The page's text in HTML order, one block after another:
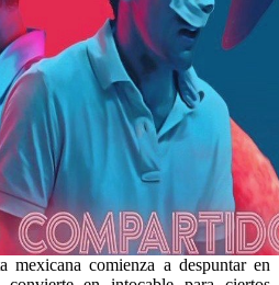
mexicana comienza a despuntar en